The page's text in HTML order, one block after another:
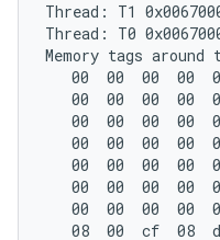
Thread: T1
Thread: T0
Memory tags
00  00  00  00
00  00  00  00
00  00  00  00
00  00  00  00
00  00  00  00
00  00  00  00
00  00  00  00
08  00  cf  08